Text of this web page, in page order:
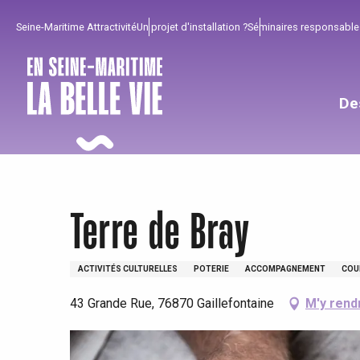
principal
Seine-Maritime AttractivitéUn projet d'installation ?Séminaires
Bien de chez nous !
Terre de Bray
ACTIVITÉS CULTURELLES POTERIE ACCOMPAGNEMENT
43 Grande Rue, 76870 Gaillefontaine M'y